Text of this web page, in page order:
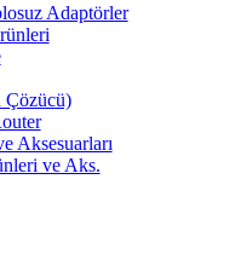
Adaptörler
Çözücü)
Aksesuarları
ve Aks.